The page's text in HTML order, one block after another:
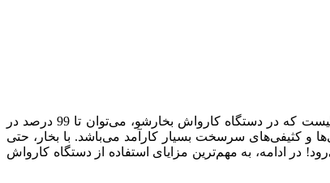
تمیز کردن با بخار روشی کارآمد و کم مصرف و پایدار است. مصرف آب در هر بار نظافت خودرو، تقریبا 3 لیتر آب آشامیدنی است. این در حالیست که در دستگاه کارواش بخارشو، می‌توان تا 99 درصد در
از این نظر جهت حذف باکتری‌ها و کثیفی‌های سرسخت بسیار کارآمد می‌باشد. با بخار، حتی
در ادامه، به مهم‌ترین مزایای استفاده از دستگاه کارواش